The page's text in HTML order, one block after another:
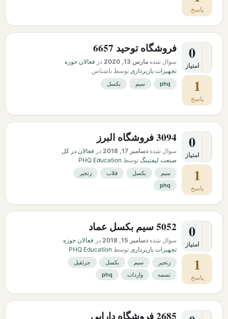
پاسخ
0
امتیاز
1
پاسخ
فروشگاه توحید 6657
سوال شده مارس 13, 2020 در فعالان حوزه
تجهیزات باربرداری توسط ناشناس
phq سیم بکسل
0
امتیاز
1
پاسخ
3094 فروشگاه البرز
سوال شده دسامبر 17, 2018 در فعالان در کل
صنعت لیفتینگ توسط PHQ Education
سیم بکسل قلاب
زنجیر
phq
0
امتیاز
1
پاسخ
5052 سیم بکسل عماد
سوال شده دسامبر 15, 2018 در فعالان حوزه
تجهیزات باربرداری توسط PHQ Education
زنجیر سیم بکسل
جرثقیل
تسمه
واردات phq
2685 فروشگاه دارابی